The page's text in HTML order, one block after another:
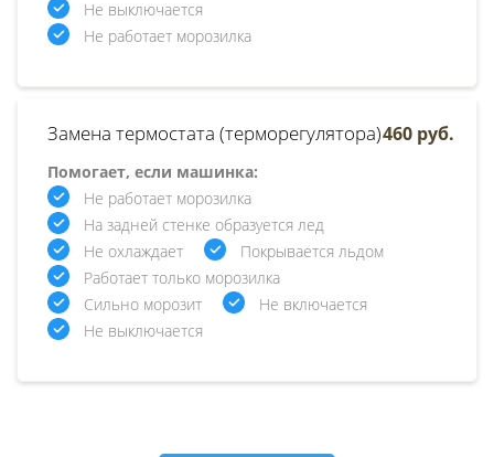
Не выключается
Не работает морозилка
Замена термостата (терморегулятора)
Помогает, если машинка:
Не работает морозилка
На задней стенке образуется лед
Не охлаждает
Покрывается льдом
Работает только морозилка
Сильно морозит
Не включается
Не выключается
460 руб.